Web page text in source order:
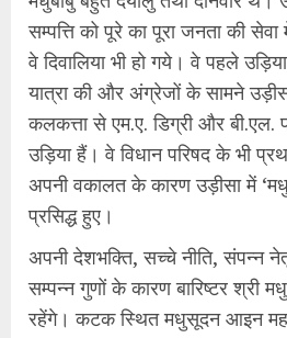
सम्पत्ति को पूरे का पूरा जनता की
वे दिवालिया भी हो गये। वे पहले
यात्रा की और अंग्रेजों के सामने
कलकत्ता से एम.ए. डिग्री और बी.एल.
उड़िया हैं। वे विधान परिषद के भी
अपनी वकालत के कारण उड़ीसा में ‘मधु
प्रसिद्ध हुए।
अपनी देशभक्ति, सच्चे नीति, संपन्न
सम्पन्न गुणों के कारण बारिष्टर श्री
रहेंगे। कटक स्थित मधुसूदन आइन